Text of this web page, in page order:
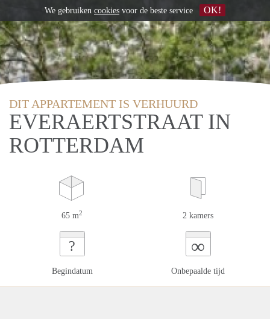
DIT APPARTEMENT IS VERHUURD
EVERAERTSTRAAT IN
ROTTERDAM
65 m2 2 kamers
?
Begindatum
∞
Onbepaalde tijd
We gebruiken cookies voor de beste service OK!